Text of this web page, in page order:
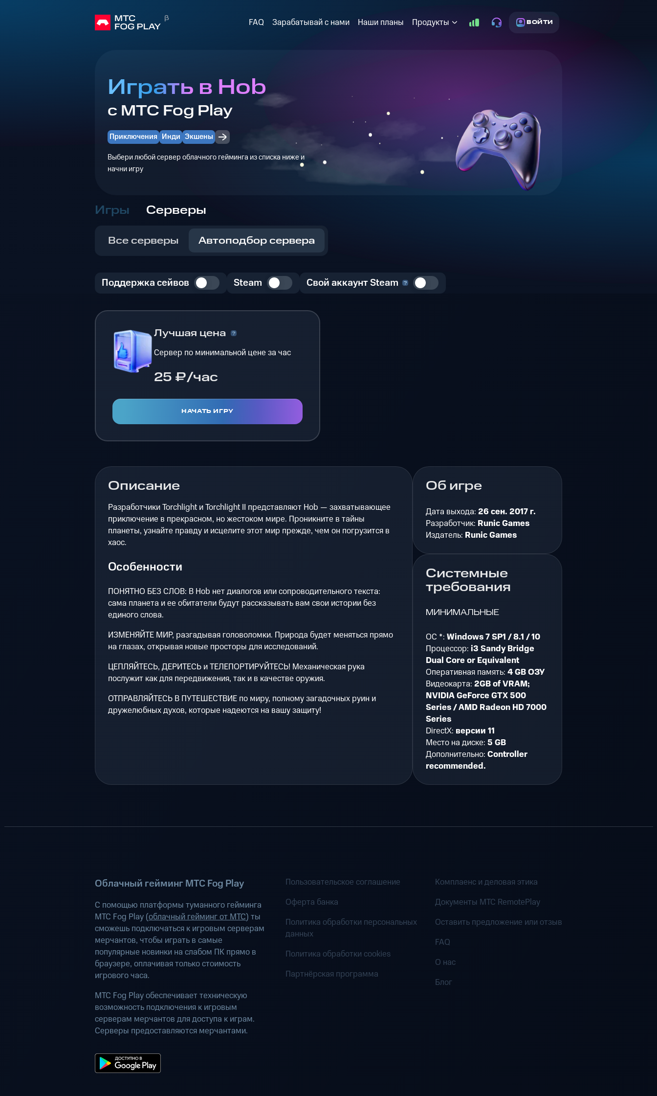
FAQ Зарабатывай с нами Наши планы Продукты ВОЙТИ
Играть в Hob
с МТС Fog Play
Приключения Инди Экшены
Выбери любой сервер облачного гейминга из списка ниже и
начни игру
Игры Серверы
Все серверы Автоподбор сервера
Поддержка сейвов Steam Свой аккаунт Steam
Лучшая цена
Сервер по минимальной цене за час
25 ₽/час
НАЧАТЬ ИГРУ
Описание
Разработчики Torchlight и Torchlight II представляют Hob — захватывающее
приключение в прекрасном, но жестоком мире. Проникните в тайны
планеты, узнайте правду и исцелите этот мир прежде, чем он погрузится в
хаос.
Особенности
ПОНЯТНО БЕЗ СЛОВ: В Hob нет диалогов или сопроводительного текста:
сама планета и ее обитатели будут рассказывать вам свои истории без
единого слова.
ИЗМЕНЯЙТЕ МИР, разгадывая головоломки. Природа будет меняться прямо
на глазах, открывая новые просторы для исследований.
ЦЕПЛЯЙТЕСЬ, ДЕРИТЕСЬ и ТЕЛЕПОРТИРУЙТЕСЬ! Механическая рука
послужит как для передвижения, так и в качестве оружия.
ОТПРАВЛЯЙТЕСЬ В ПУТЕШЕСТВИЕ по миру, полному загадочных руин и
дружелюбных духов, которые надеются на вашу защиту!
Об игре
Дата выхода: 26 сен. 2017 г.
Разработчик: Runic Games
Издатель: Runic Games
Системные
требования
МИНИМАЛЬНЫЕ
ОС *: Windows 7 SP1 / 8.1 / 10
Процессор: i3 Sandy Bridge
Dual Core or Equivalent
Оперативная память: 4 GB ОЗУ
Видеокарта: 2GB of VRAM;
NVIDIA GeForce GTX 500
Series / AMD Radeon HD 7000
Series
DirectX: версии 11
Место на диске: 5 GB
Дополнительно: Controller
recommended.
Облачный гейминг МТС Fog Play
С помощью платформы туманного гейминга
МТС Fog Play (облачный гейминг от МТС) ты
сможешь подключаться к игровым серверам
мерчантов, чтобы играть в самые
популярные новинки на слабом ПК прямо в
браузере, оплачивая только стоимость
игрового часа.
МТС Fog Play обеспечивает техническую
возможность подключения к игровым
серверам мерчантов для доступа к играм.
Серверы предоставляются мерчантами.
Пользовательское соглашение
Оферта банка
Политика обработки персональных
данных
Политика обработки cookies
Партнёрская программа
Комплаенс и деловая этика
Документы MTC RemotePlay
Оставить предложение или отзыв
FAQ
О нас
Блог